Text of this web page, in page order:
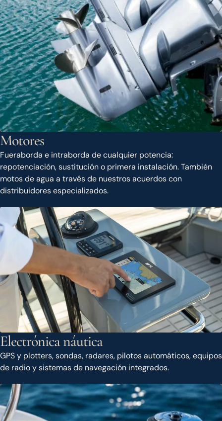
Motores
Fueraborda e intraborda de cualquier potencia:
repotenciación, sustitución o primera instalación. También
motos de agua a través de nuestros acuerdos con
distribuidores especializados.
Electrónica náutica
GPS y plotters, sondas, radares, pilotos automáticos, equipos
de radio y sistemas de navegación integrados.